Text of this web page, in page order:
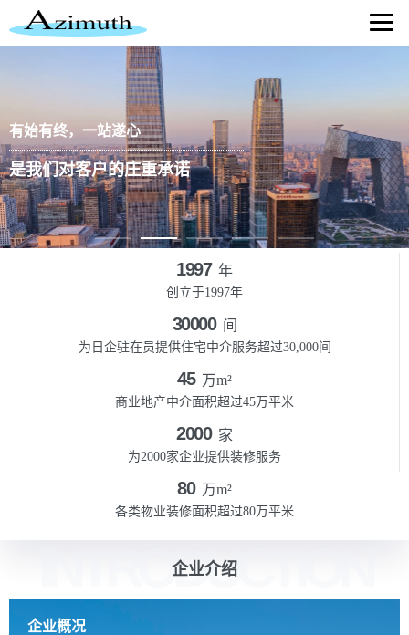
有始有终，一站遂心
是我们对客户的庄重承诺
1997 年
创立于1997年
30000 间
为日企驻在员提供住宅中介服务超过30,000间
45 万m²
商业地产中介面积超过45万平米
2000 家
为2000家企业提供装修服务
80 万m²
各类物业装修面积超过80万平米
企业介绍
INTRODUCTION
企业概况